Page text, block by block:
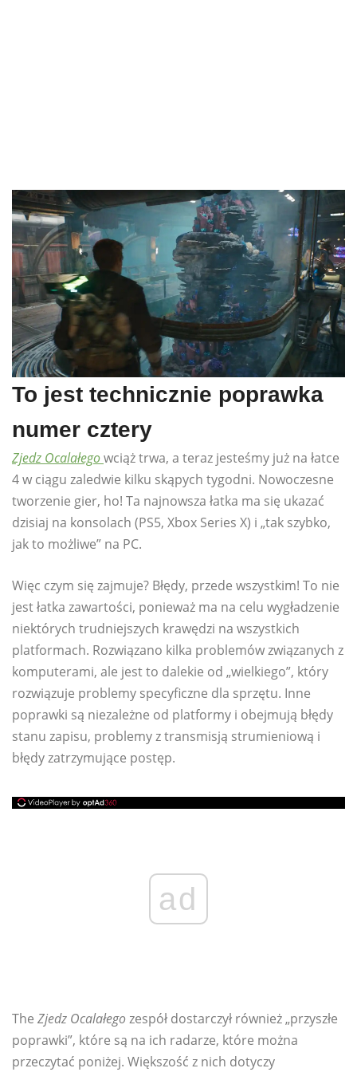
To jest technicznie poprawka
numer cztery
Zjedz Ocalałegowciąż trwa, a teraz jesteśmy już na łatce
4 w ciągu zaledwie kilku skąpych tygodni. Nowoczesne
tworzenie gier, ho! Ta najnowsza łatka ma się ukazać
dzisiaj na konsolach (PS5, Xbox Series X) i „tak szybko,
jak to możliwe” na PC.
Więc czym się zajmuje? Błędy, przede wszystkim! To nie
jest łatka zawartości, ponieważ ma na celu wygładzenie
niektórych trudniejszych krawędzi na wszystkich
platformach. Rozwiązano kilka problemów związanych z
komputerami, ale jest to dalekie od „wielkiego”, który
rozwiązuje problemy specyficzne dla sprzętu. Inne
poprawki są niezależne od platformy i obejmują błędy
stanu zapisu, problemy z transmisją strumieniową i
błędy zatrzymujące postęp.
ad
The Zjedz Ocalałegozespół dostarczył również „przyszłe
poprawki”, które są na ich radarze, które można
przeczytać poniżej. Większość z nich dotyczy